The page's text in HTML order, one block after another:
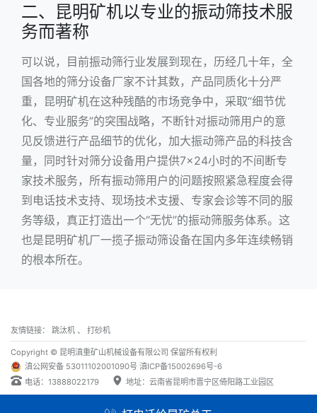
二、昆明矿机以专业的振动筛技术服
务而著称
可以说，目前振动筛行业发展到现在，历经几十年，全
国各地的筛分设备厂家不计其数，产品同质化十分严
重，昆明矿机在这种残酷的市场竞争中，采取“细节优
化、专业服务”的突围战略，不断针对振动筛用户的意
见反馈进行产品细节的优化，加大振动筛产品的科技含
量，同时针对筛分设备用户提供7×24小时的不间断专
家技术服务，所有振动筛用户的问题按照紧急程度会得
到电话技术支持、现场技术支援、专家会诊等不同的服
务等级，真正打造出一个“无忧”的振动筛服务体系。这
也是昆明矿机厂一揽子振动筛设备在国内多年连续畅销
的根本所在。
友情链接： 跳汰机 、 打砂机
Copyright © 昆明滇重矿山机械设备有限公司 保留所有权利
滇公网安备 53011102001090号 滇ICP备15002696号-6
电话：13888022179
地址：云南省昆明市晋宁区倚阳路工业园区